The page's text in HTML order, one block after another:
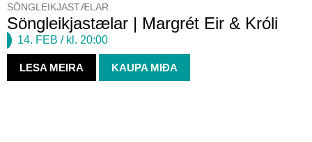
SÖNGLEIKJASTÆLAR
Söngleikjastælar | Margrét Eir & Króli
14. FEB / kl. 20:00
LESA MEIRA KAUPA MIÐA